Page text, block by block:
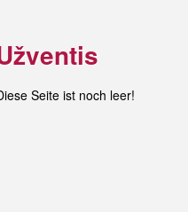
Seite ist noch leer!